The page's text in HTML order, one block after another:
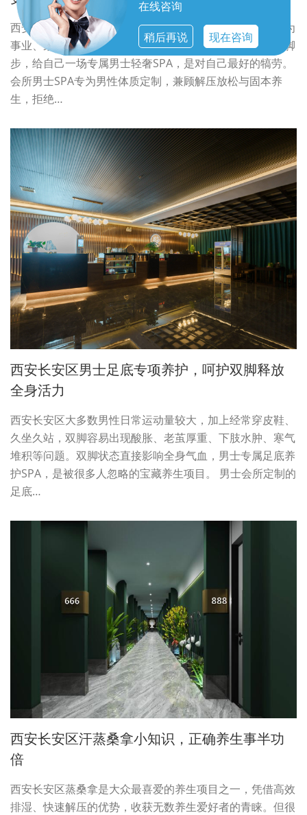
在线咨询
稍后再说 现在咨询
西安长安区成年人的世界，总是不停奔波，男士更是常年为
事业、家庭奔波，身心长期处于高压疲惫状态。偶尔停下脚
步，给自己一场专属男士轻奢SPA，是对自己最好的犒劳。
会所男士SPA专为男性体质定制，兼顾解压放松与固本养
生，拒绝…
西安长安区男士足底专项养护，呵护双脚释放
全身活力
西安长安区大多数男性日常运动量较大，加上经常穿皮鞋、
久坐久站，双脚容易出现酸胀、老茧厚重、下肢水肿、寒气
堆积等问题。双脚状态直接影响全身气血，男士专属足底养
护SPA，是被很多人忽略的宝藏养生项目。 男士会所定制的
足底…
西安长安区汗蒸桑拿小知识，正确养生事半功
倍
西安长安区蒸桑拿是大众最喜爱的养生项目之一，凭借高效
排湿、快速解压的优势，收获无数养生爱好者的青睐。但很